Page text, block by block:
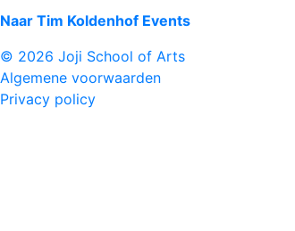
Naar Tim Koldenhof Events
© 2026 Joji School of Arts
Algemene voorwaarden
Privacy policy